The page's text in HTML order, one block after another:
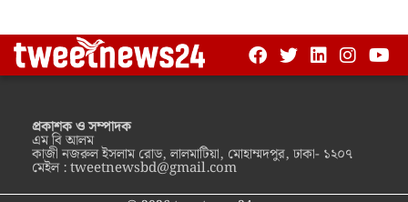
প্রকাশক ও সম্পাদক
এম বি আলম
কাজী নজরুল ইসলাম রোড, লালমাটিয়া, মোহাম্মদপুর, ঢাকা- ১২০৭
মেইল :tweetnewsbd@gmail.com